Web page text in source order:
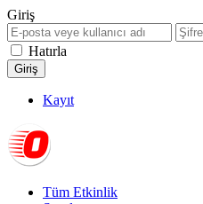
Giriş
Hatırla
Kayıt
Tüm Etkinlik